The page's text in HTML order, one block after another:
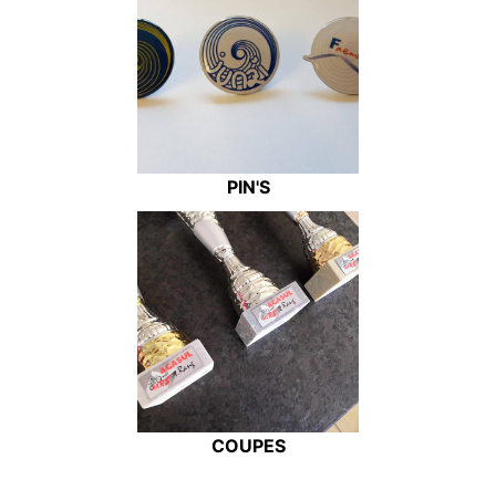
PIN'S
COUPES